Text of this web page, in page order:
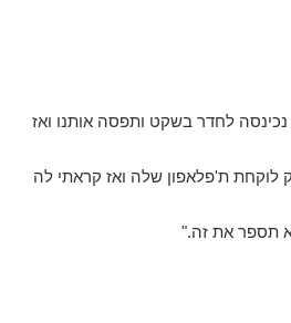
נכינסה לחדר בשקט ותפסה אותנו ואז
לוקחת ת'פלאפון שלה ואז קראתי לה
תספר את זה."